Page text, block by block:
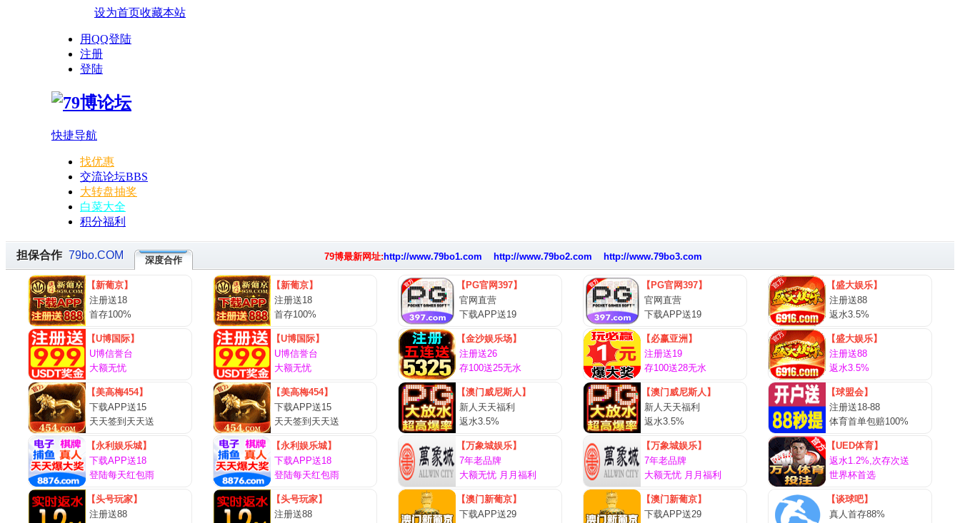
设为首页收藏本站
用QQ登陆
注册
登陆
快捷导航
找优惠
交流论坛BBS
大转盘抽奖
白菜大全
积分福利